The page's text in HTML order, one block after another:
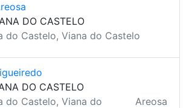
DO CASTELO
do Castelo, Viana do Castelo
DO CASTELO
do Castelo, Viana do
Areosa